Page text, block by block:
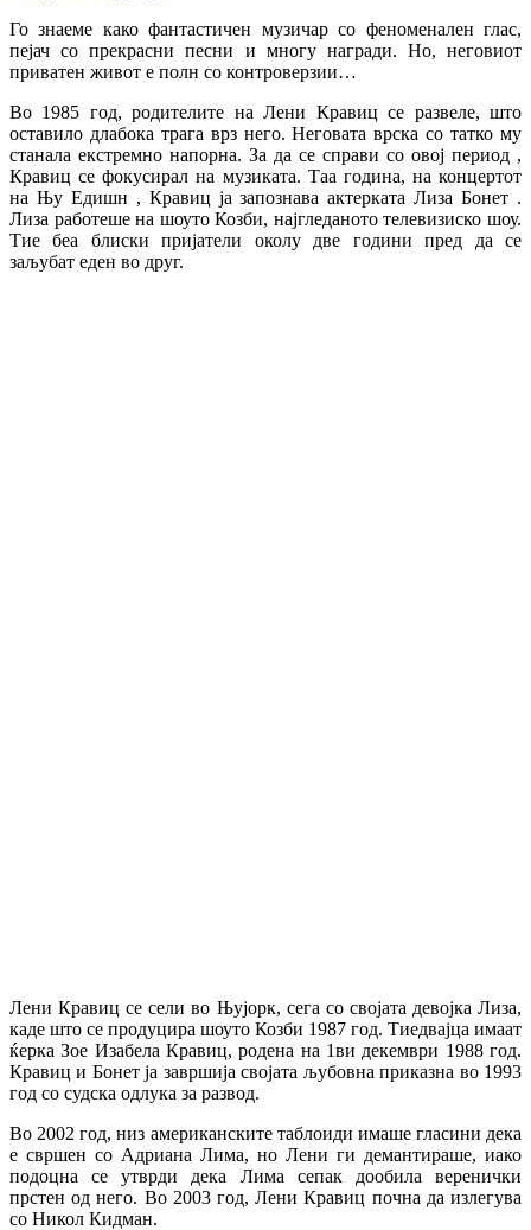
Го знаеме како фантастичен музичар со феноменален глас,
пејач со прекрасни песни и многу награди. Но, неговиот
приватен живот е полн со контроверзии…
Во 1985 год, родителите на Лени Кравиц се развеле, што
оставило длабока трага врз него. Неговата врска со татко му
станала екстремно напорна. За да се справи со овој период ,
Кравиц се фокусирал на музиката. Таа година, на концертот
на Њу Едишн , Кравиц ја запознава актерката Лиза Бонет .
Лиза работеше на шоуто Козби, најгледаното телевизиско шоу.
Тие беа блиски пријатели околу две години пред да се
заљубат еден во друг.
Лени Кравиц се сели во Њујорк, сега со својата девојка Лиза,
каде што се продуцира шоуто Козби 1987 год. Тиедвајца имаат
ќерка Зое Изабела Кравиц, родена на 1ви декември 1988 год.
Кравиц и Бонет ја завршија својата љубовна приказна во 1993
год со судска одлука за развод.
Во 2002 год, низ американските таблоиди имаше гласини дека
е свршен со Адриана Лима, но Лени ги демантираше, иако
подоцна се утврди дека Лима сепак дообила веренички
прстен од него. Во 2003 год, Лени Кравиц почна да излегува
со Никол Кидман.